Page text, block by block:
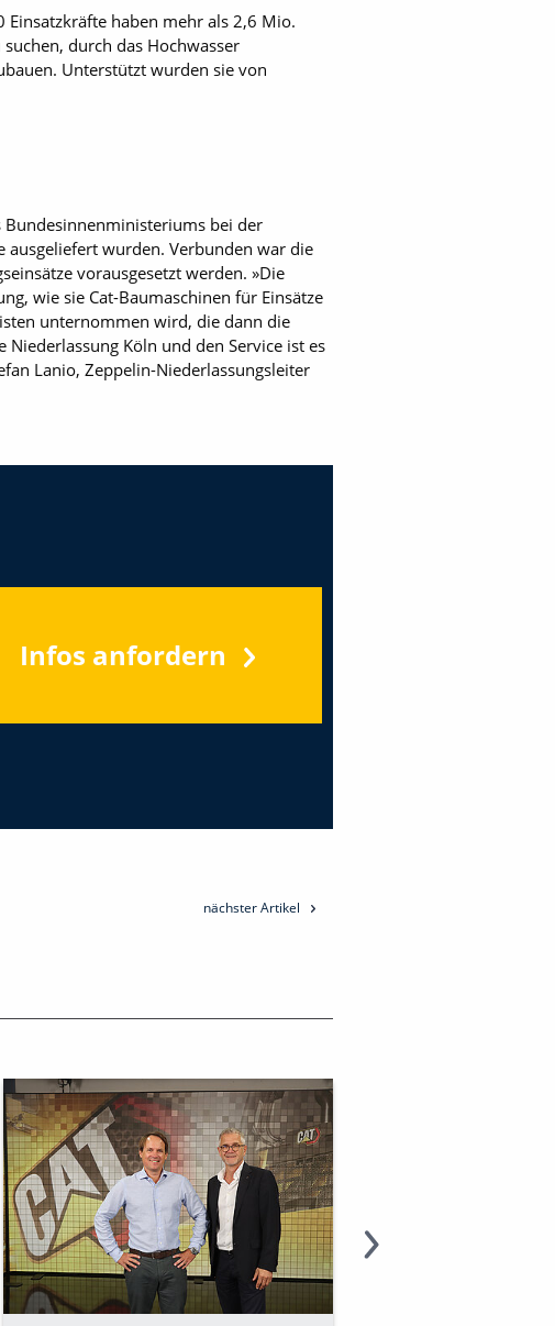
haben mehr als 2,6 Mio.
durch das Hochwasser
Unterstützt wurden sie von
Bundesinnenministeriums bei der
ausgeliefert wurden. Verbunden war die
vorausgesetzt werden. »Die
wie sie Cat-Baumaschinen für Einsätze
unternommen wird, die dann die
Köln und den Service ist es
Lanio, Zeppelin-Niederlassungsleiter
Infos anfordern
nächster Artikel